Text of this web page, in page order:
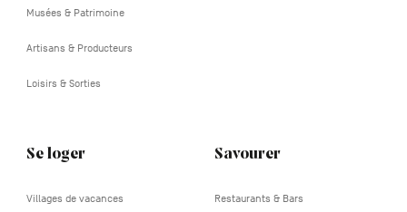
Musées & Patrimoine
Artisans & Producteurs
Loisirs & Sorties
Se loger
Villages de vacances
Savourer
Restaurants & Bars